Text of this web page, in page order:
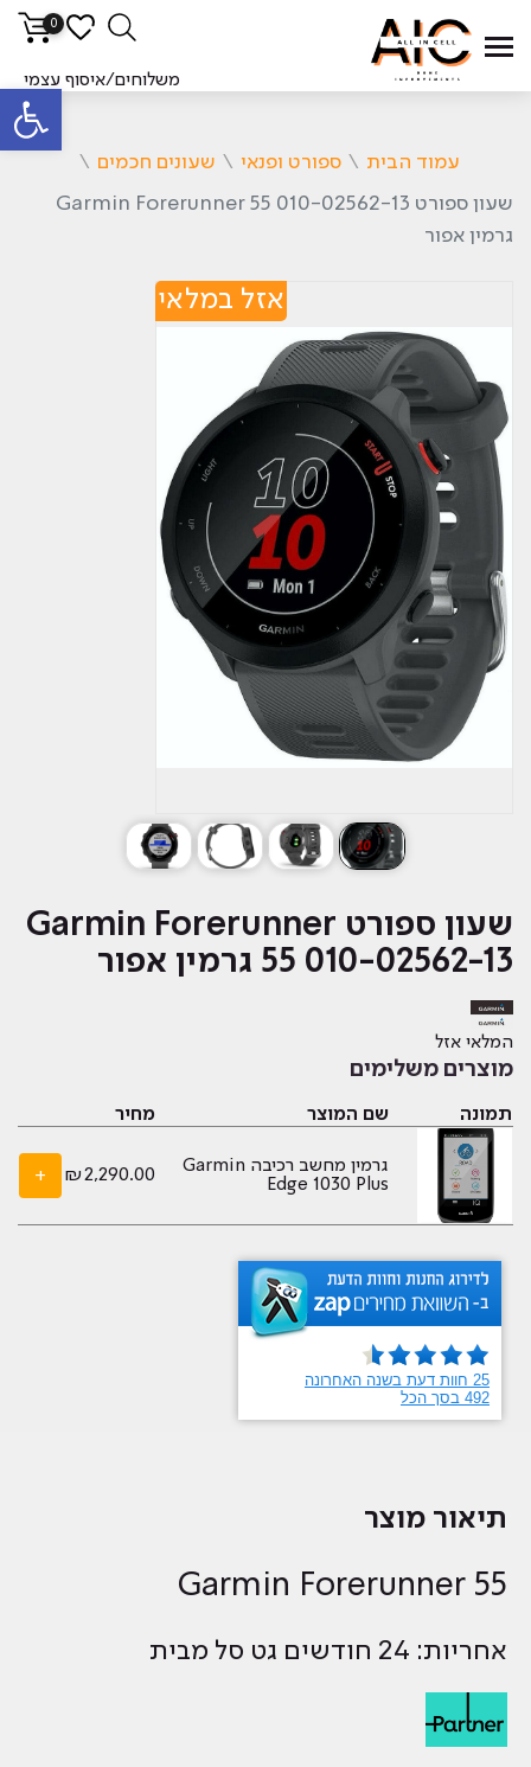
פתח
0
משלוחים/איסוף עצמי
עמוד הבית \ ספורט ופנאי \ שעונים חכמים \
‏שעון ספורט Garmin Forerunner 55 010-02562-13
גרמין אפור
‏שעון ספורט Garmin Forerunner
55 010-02562-13 גרמין אפור
המלאי אזל
מוצרים משלימים
תמונה שם המוצר מחיר
גרמין מחשב רכיבה Garmin
Edge 1030 Plus
₪2,290.00
+
אזל במלאי
תיאור מוצר
Garmin Forerunner 55
אחריות: 24 חודשים גט סל מבית